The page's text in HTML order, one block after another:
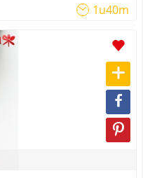
1u40m